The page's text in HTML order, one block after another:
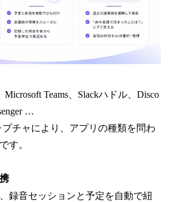
Microsoft Teams、Slackハドル、Disco
…
チャにより、アプリの種類を問わ
す。
録音セッションと予定を自動で紐